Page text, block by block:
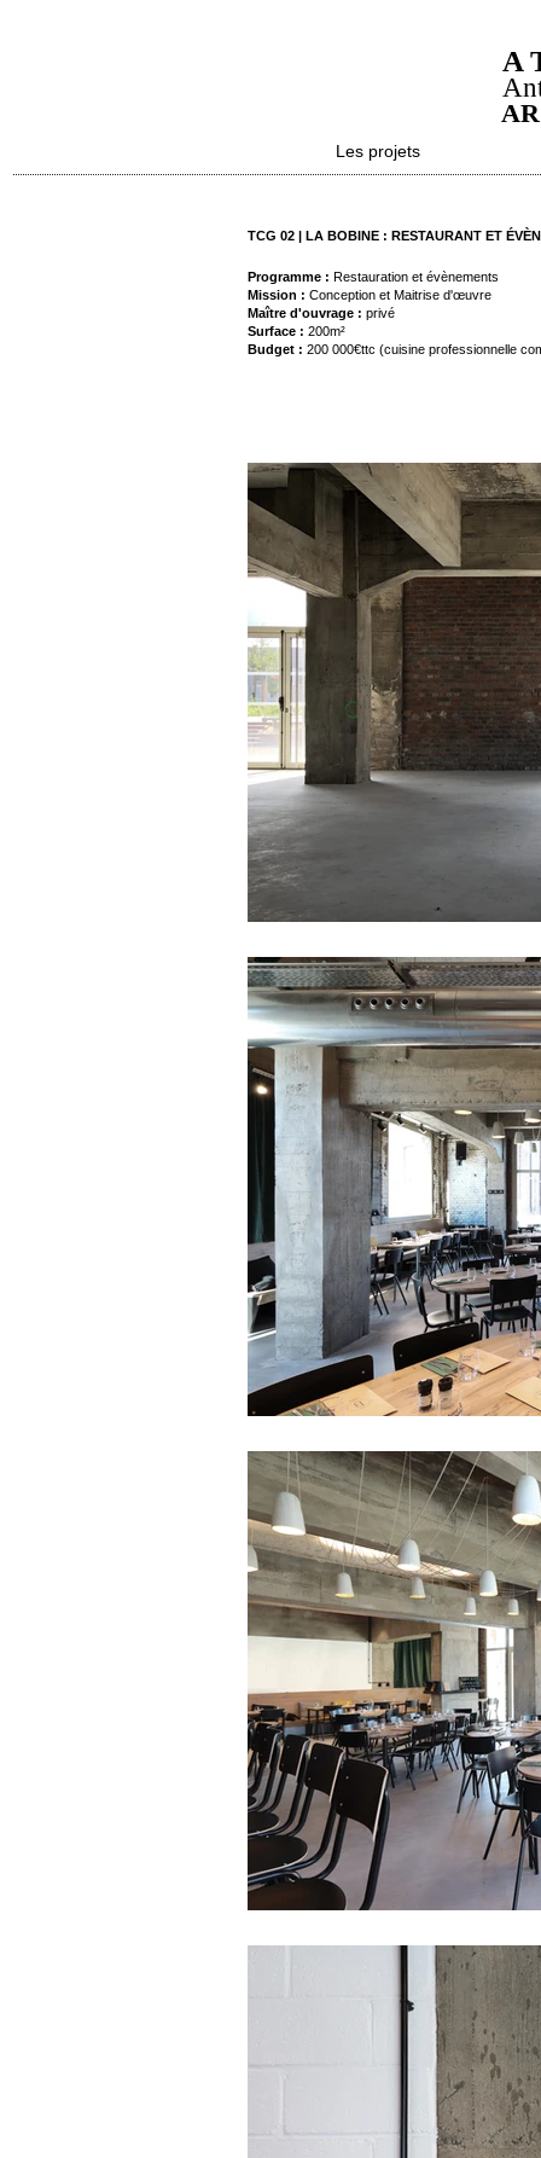
A
Les projets
TCG 02 | LA BOBINE : RESTAURANT ET
Programme : Restauration et évènements
Mission : Conception et Maitrise d'œuvre
Maître d'ouvrage : privé
Surface : 200m²
Budget : 200 000€ttc (cuisine professionnelle